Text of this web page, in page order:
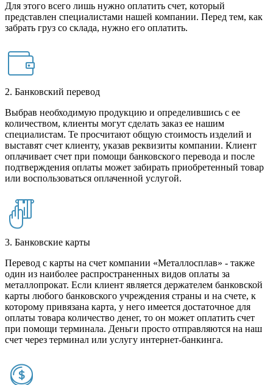
Для этого всего лишь нужно оплатить счет, который
представлен специалистами нашей компании. Перед тем, как
забрать груз со склада, нужно его оплатить.
2. Банковский перевод
Выбрав необходимую продукцию и определившись с ее
количеством, клиенты могут сделать заказ ее нашим
специалистам. Те просчитают общую стоимость изделий и
выставят счет клиенту, указав реквизиты компании. Клиент
оплачивает счет при помощи банковского перевода и после
подтверждения оплаты может забирать приобретенный товар
или воспользоваться оплаченной услугой.
3. Банковские карты
Перевод с карты на счет компании «Металлосплав» - также
один из наиболее распространенных видов оплаты за
металлопрокат. Если клиент является держателем банковской
карты любого банковского учреждения страны и на счете, к
которому привязана карта, у него имеется достаточное для
оплаты товара количество денег, то он может оплатить счет
при помощи терминала. Деньги просто отправляются на наш
счет через терминал или услугу интернет-банкинга.